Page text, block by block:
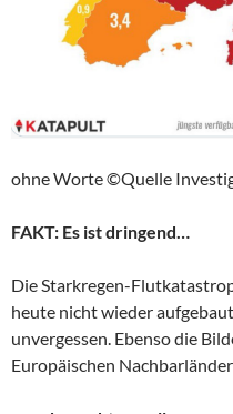
ohne Worte ©Quelle
FAKT: Es ist dringend…
Die Starkregen-
heute nicht wieder
unvergessen. Ebenso die
Europäischen